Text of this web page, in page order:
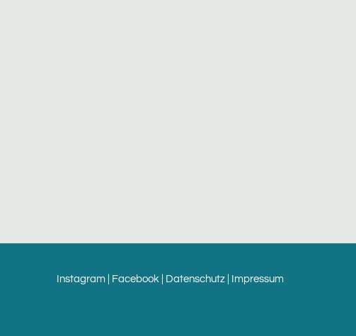
Instagram Facebook Datenschutz Impressum